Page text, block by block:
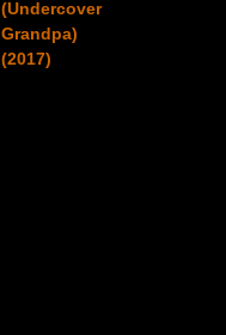
(Undercover
Grandpa)
(2017)